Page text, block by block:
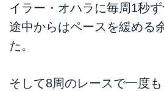
イラー・オハラに毎周1秒ず
途中からはペースを緩める
た。
そして8周のレースで一度